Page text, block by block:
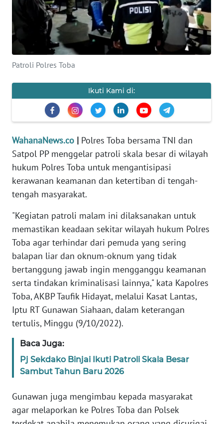
Patroli Polres Toba
Ikuti Kami di:
WahanaNews.co | Polres Toba bersama TNI dan
Satpol PP menggelar patroli skala besar di wilayah
hukum Polres Toba untuk mengantisipasi
kerawanan keamanan dan ketertiban di tengah-
tengah masyarakat.
"Kegiatan patroli malam ini dilaksanakan untuk
memastikan keadaan sekitar wilayah hukum Polres
Toba agar terhindar dari pemuda yang sering
balapan liar dan oknum-oknum yang tidak
bertanggung jawab ingin mengganggu keamanan
serta tindakan kriminalisasi lainnya," kata Kapolres
Toba, AKBP Taufik Hidayat, melalui Kasat Lantas,
Iptu RT Gunawan Siahaan, dalam keterangan
tertulis, Minggu (9/10/2022).
Baca Juga:
Pj Sekdako Binjai Ikuti Patroli Skala Besar
Sambut Tahun Baru 2026
Gunawan juga mengimbau kepada masyarakat
agar melaporkan ke Polres Toba dan Polsek
INTERNASIONAL
SERBA-SERBI
OLAHRAGA
EDITORIAL
Informasi
BERITA
KONTAK
KAMI
INFO
IKLAN
TENTANG
KAMI
PEDOMAN
MEDIA
SIBER
REDAKSI